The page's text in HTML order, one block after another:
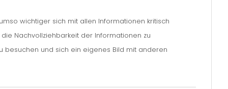
wichtiger sich mit allen Informationen kritisch
Nachvollziehbarkeit der Informationen zu
besuchen und sich ein eigenes Bild mit anderen